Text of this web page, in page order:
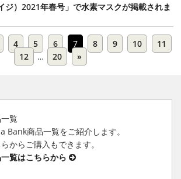
ジ）2021年春号」で水素マスクが掲載されま
4 5 6 7 8 9 10
11
12
… 20 »
覧
Bank商品一覧をご紹介します。
からご購入もできます。
覧はこちらから